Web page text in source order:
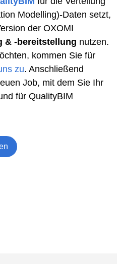
Modelling)-Daten setzt,
der OXOMI
& -bereitstellung nutzen.
kommen Sie für
zu. Anschließend
Job, mit dem Sie Ihr
für QualityBIM